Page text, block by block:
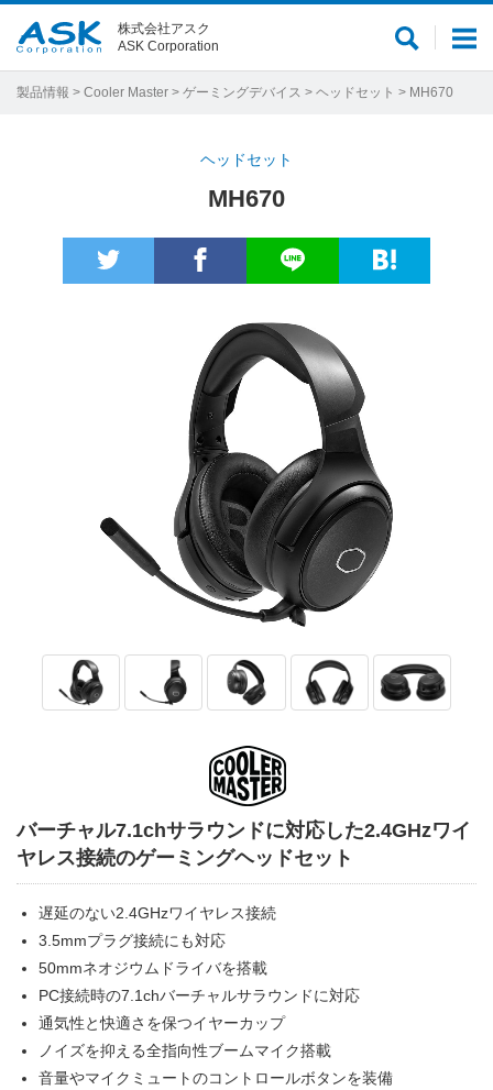
メ
ュ
サ
ト
株式会社アスク
ASK Corporation
製品情報 > Cooler Master > ゲーミングデバイス > ヘッドセット > MH670
ヘッドセット
MH670
バーチャル7.1chサラウンドに対応した2.4GHzワイ
ヤレス接続のゲーミングヘッドセット
遅延のない2.4GHzワイヤレス接続
3.5mmプラグ接続にも対応
50mmネオジウムドライバを搭載
PC接続時の7.1chバーチャルサラウンドに対応
通気性と快適さを保つイヤーカップ
ノイズを抑える全指向性ブームマイク搭載
音量やマイクミュートのコントロールボタンを装備